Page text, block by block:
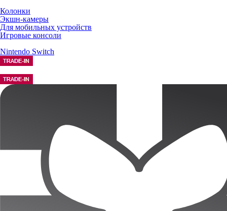
Колонки
Экшн-камеры
Для мобильных устройств
Игровые консоли
Nintendo Switch